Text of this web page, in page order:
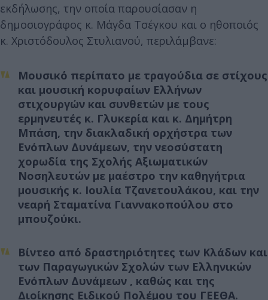
εκδήλωσης, την οποία παρουσίασαν η
δημοσιογράφος κ. Μάγδα Τσέγκου και ο ηθοποιός
κ. Χριστόδουλος Στυλιανού, περιλάμβανε:
Μουσικό περίπατο με τραγούδια σε στίχους
και μουσική κορυφαίων Ελλήνων
στιχουργών και συνθετών με τους
ερμηνευτές κ. Γλυκερία και κ. Δημήτρη
Μπάση, την διακλαδική ορχήστρα των
Ενόπλων Δυνάμεων, την νεοσύστατη
χορωδία της Σχολής Αξιωματικών
Νοσηλευτών με μαέστρο την καθηγήτρια
μουσικής κ. Ιουλία Τζανετουλάκου, και την
νεαρή Σταματίνα Γιαννακοπούλου στο
μπουζούκι.
Βίντεο από δραστηριότητες των Κλάδων και
των Παραγωγικών Σχολών των Ελληνικών
Ενόπλων Δυνάμεων , καθώς και της
Διοίκησης Ειδικού Πολέμου του ΓΕΕΘΑ.